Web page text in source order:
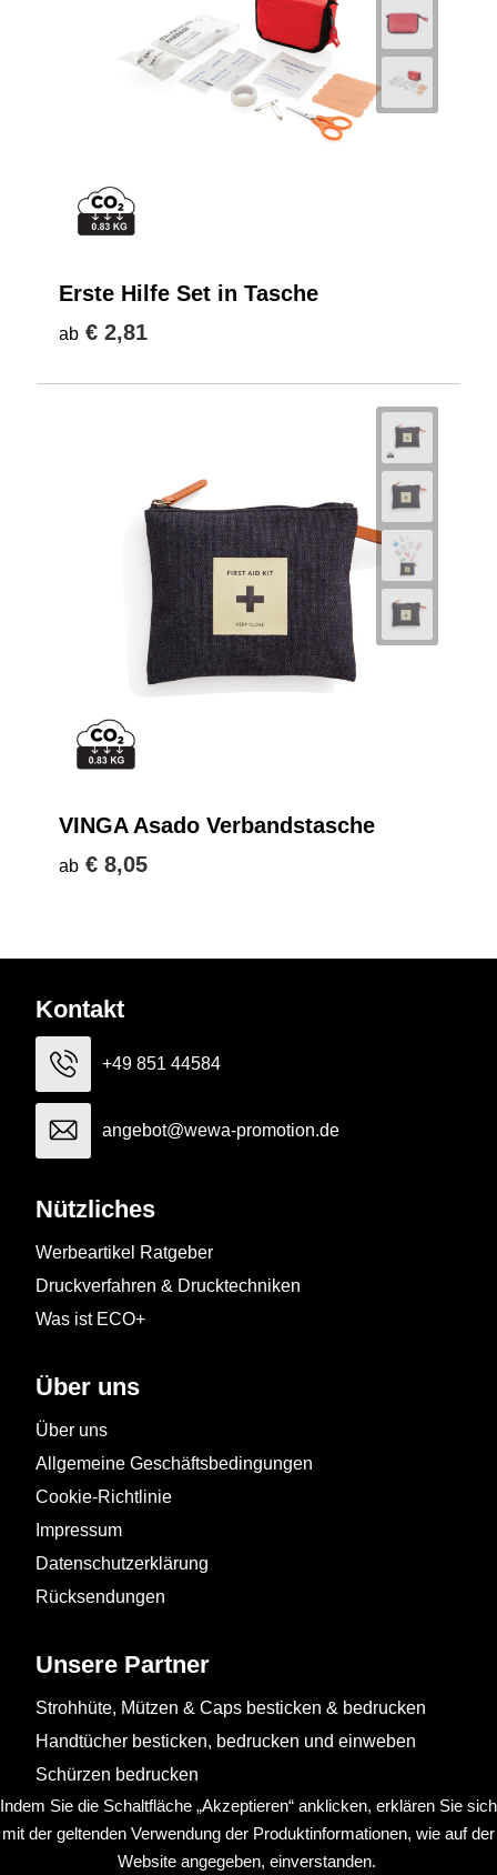
Erste Hilfe Set in Tasche
ab € 2,81
VINGA Asado Verbandstasche
ab € 8,05
Kontakt
+49 851 44584
angebot@wewa-promotion.de
Nützliches
Werbeartikel Ratgeber
Druckverfahren & Drucktechniken
Was ist ECO+
Über uns
Über uns
Allgemeine Geschäftsbedingungen
Cookie-Richtlinie
Impressum
Datenschutzerklärung
Rücksendungen
Unsere Partner
Strohhüte, Mützen & Caps besticken & bedrucken
Handtücher besticken, bedrucken und einweben
Schürzen bedrucken
Indem Sie die Schaltfläche „Akzeptieren“ anklicken, erklären Sie sich
mit der geltenden Verwendung der Produktinformationen, wie auf der
Website angegeben, einverstanden.